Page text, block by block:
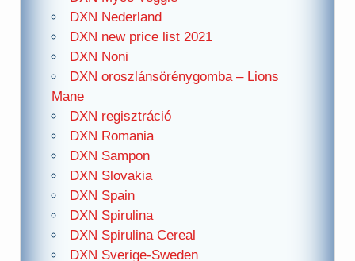
DXN Nederland
DXN new price list 2021
DXN Noni
DXN oroszlánsörénygomba – Lions
Mane
DXN regisztráció
DXN Romania
DXN Sampon
DXN Slovakia
DXN Spain
DXN Spirulina
DXN Spirulina Cereal
DXN Sverige-Sweden